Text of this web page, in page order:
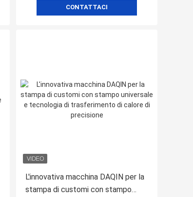
CONTATTACI
L'innovativa macchina DAQIN per la
stampa di customi con stampo